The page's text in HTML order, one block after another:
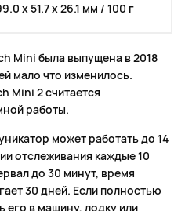
x 51.7 x 26.1 мм / 100 г
Mini была выпущена в 2018
мало что изменилось.
Mini 2 считается
работы.
может работать до 14
отслеживания каждые 10
до 30 минут, время
30 дней. Если полностью
его в машину, лодку или